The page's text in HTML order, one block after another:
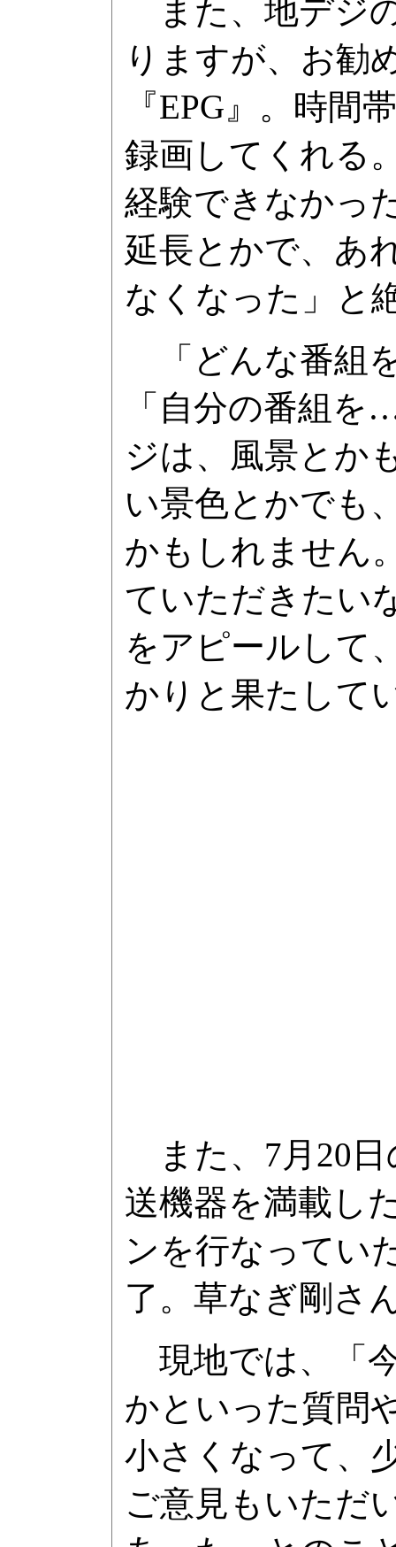
また、地デジ
りますが、お勧
『EPG』。時間
録画してくれる
経験できなかっ
延長とかで、あ
なくなった」と
「どんな番組
「自分の番組
ジは、風景とか
い景色とかでも
かもしれません
ていただきたい
をアピールして
かりと果たして
また、7月20日
送機器を満載し
ンを行なってい
了。草なぎ剛さ
現地では、「
かといった質問
小さくなって、
ご意見もいただ